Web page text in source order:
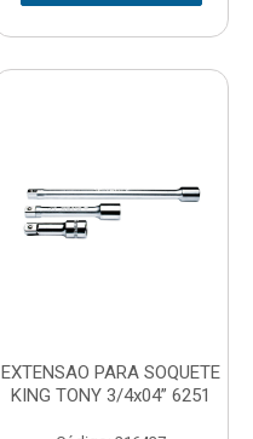
EXTENSAO PARA SOQUETE
KING TONY 3/4x04” 6251